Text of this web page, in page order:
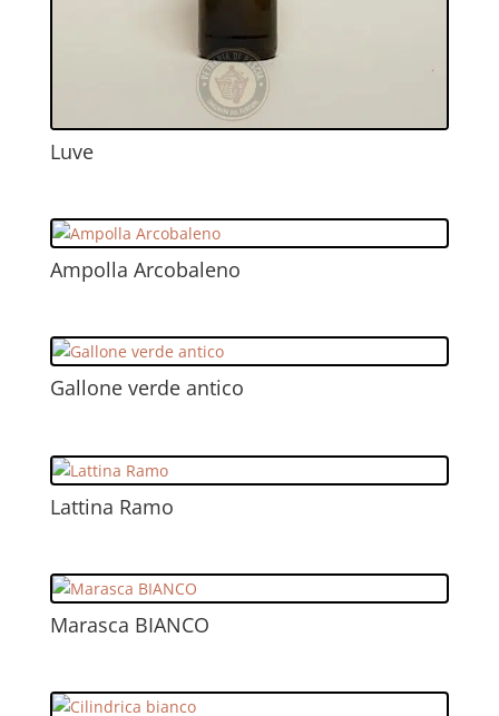
Luve
Ampolla Arcobaleno
Gallone verde antico
Lattina Ramo
Marasca BIANCO